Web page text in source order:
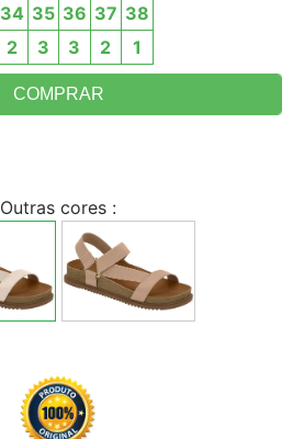
34 35 36 37 38
2 3 3 2 1
Outras cores :